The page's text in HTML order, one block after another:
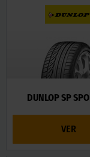
DUNLOP SP
VER